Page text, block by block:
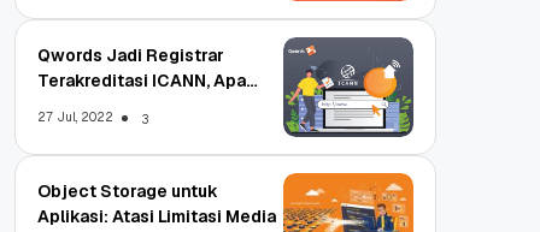
Qwords Jadi Registrar
Terakreditasi ICANN, Apa
27 Jul, 2022 3
Object Storage untuk
Aplikasi: Atasi Limitasi Media